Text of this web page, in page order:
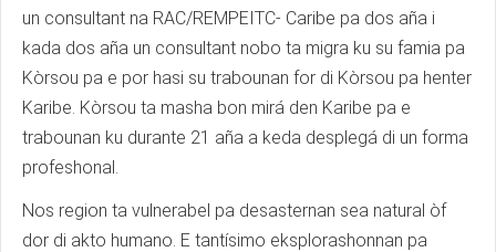
un consultant na RAC/REMPEITC- Caribe pa dos aña i
kada dos aña un consultant nobo ta migra ku su famia pa
Kòrsou pa e por hasi su trabounan for di Kòrsou pa henter
Karibe. Kòrsou ta masha bon mirá den Karibe pa e
trabounan ku durante 21 aña a keda desplegá di un forma
profeshonal.
Nos region ta vulnerabel pa desasternan sea natural òf
dor di akto humano. E tantísimo eksplorashonnan pa